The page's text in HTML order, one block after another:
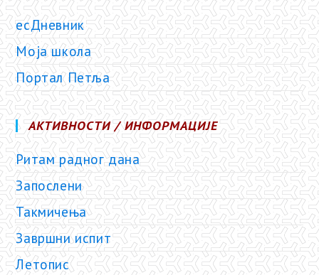
есДневник
Моја школа
Портал Петља
АКТИВНОСТИ / ИНФОРМАЦИЈЕ
Ритам радног дана
Запослени
Такмичења
Завршни испит
Летопис